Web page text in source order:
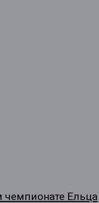
чемпионате Ельца